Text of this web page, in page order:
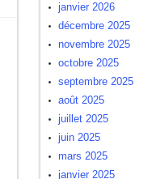
janvier 2026
décembre 2025
novembre 2025
octobre 2025
septembre 2025
août 2025
juillet 2025
juin 2025
mars 2025
janvier 2025